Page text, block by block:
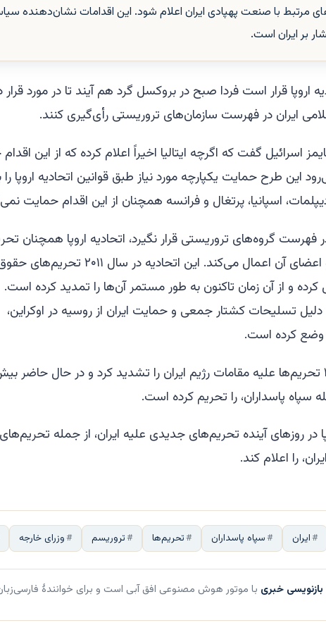
مرتبط با صنعت پهپادی ایران اعلام شود. این اقدامات نشان‌دهنده
بر ایران است.
اروپا قرار است فردا صبح در بروکسل گرد هم آیند تا در مورد قرار
ایران در فهرست سازمان‌های تروریستی رأی‌گیری کنند.
اسرائیل گفت که اگرچه ایتالیا اخیراً اعلام کرده که از این
این طرح حمایت یکپارچه مورد نیاز طبق قوانین اتحادیه اروپا را
اسپانیا، پرتغال و فرانسه همچنان از این اقدام حمایت
فهرست گروه‌های تروریستی قرار نگیرد، اتحادیه اروپا همچنان
قابل توجهی علیه سپاه و اعضای آن اعمال می‌کند. این اتحادیه در سال ۲۰۱۱
کرده و از آن زمان تاکنون به طور مستمر آن‌ها را تمدید کرده است.
دلیل تسلیحات کشتار جمعی و حمایت ایران از روسیه در اوکراین،
وضع کرده است.
این اتحادیه در سال ۲۰۲۲ تحریم‌ها علیه مقامات رژیم ایران را تشدید کرد و در حال حاضر
در روزهای آینده تحریم‌های جدیدی علیه ایران، از جمله
را اعلام کند.
ایران سپاه پاسداران تحریم‌ها تروریسم وزرای خارجه
خبری با موتور هوش مصنوعی افق آبی است و برای خوانندهٔ